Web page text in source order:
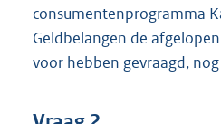
consumentenprogramma
Geldbelangen de
voor hebben gevraagd,